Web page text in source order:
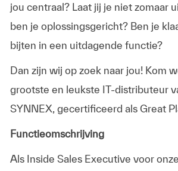
jou centraal? Laat jij je niet zomaar
ben je oplossingsgericht? Ben je
bijten in een uitdagende functie?
Dan zijn wij op zoek naar jou! Kom
grootste en leukste IT-distributeur
SYNNEX, gecertificeerd als Great
Functieomschrijving
Als Inside Sales Executive voor